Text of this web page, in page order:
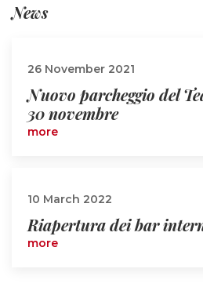
News
26 November 2021
Nuovo parcheggio del
30 novembre
more
10 March 2022
Riapertura dei bar
more